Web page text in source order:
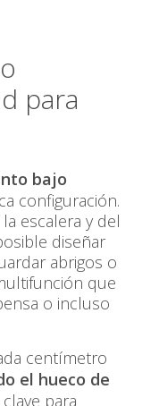
para
bajo
configuración.
escalera y del
diseñar
abrigos o
que
o incluso
centímetro
el hueco de
para